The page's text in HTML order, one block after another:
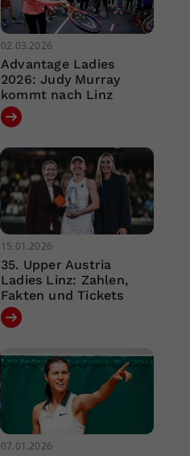
02.03.2026
Advantage Ladies
2026: Judy Murray
kommt nach Linz
15.01.2026
35. Upper Austria
Ladies Linz: Zahlen,
Fakten und Tickets
07.01.2026